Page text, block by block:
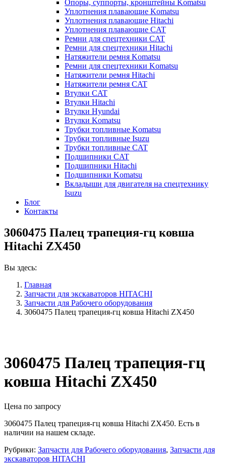
Опоры, суппорты, кронштейны Komatsu
Уплотнения плавающие Komatsu
Уплотнения плавающие Hitachi
Уплотнения плавающие CAT
Ремни для спецтехники CAT
Ремни для спецтехники Hitachi
Натяжители ремня Komatsu
Ремни для спецтехники Komatsu
Натяжители ремня Hitachi
Натяжители ремня CAT
Втулки CAT
Втулки Hitachi
Втулки Hyundai
Втулки Komatsu
Трубки топливные Komatsu
Трубки топливные Isuzu
Трубки топливные CAT
Подшипники CAT
Подшипники Hitachi
Подшипники Komatsu
Вкладыши для двигателя на спецтехнику
Isuzu
Блог
Контакты
3060475 Палец трапеция-гц ковша
Hitachi ZX450
Вы здесь:
Главная
Запчасти для экскаваторов HITACHI
Запчасти для Рабочего оборудования
3060475 Палец трапеция-гц ковша Hitachi ZX450
3060475 Палец трапеция-гц
ковша Hitachi ZX450
Цена по запросу
3060475 Палец трапеция-гц ковша Hitachi ZX450. Есть в
наличии на нашем складе.
Рубрики: Запчасти для Рабочего оборудования, Запчасти для
экскаваторов HITACHI